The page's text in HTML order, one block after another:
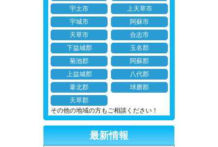
宇土市
上天草市
宇城市
阿蘇市
天草市
合志市
下益城郡
玉名郡
菊池郡
阿蘇郡
上益城郡
八代郡
葦北郡
球磨郡
天草郡
その他の地域の方もご相談ください！
最新情報